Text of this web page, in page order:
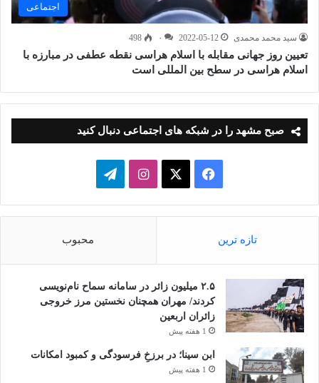
اجتماعی
سید محمد محمدی 2022-05-12 ۰ 498
تعیین روز جهانی مقابله با اسلام هراسی نقطه عطفی در مبارزه با
اسلام هراسی در سطح بین المللی است
صبح مشهد را در شبکه های اجتماعی دنبال کنید
فیسبوک ایکساینستاگرامتلگرام
تازه ترین محبوب
۲.۵ میلیون زائر در سامانه سماح نام‌نویسی
کردند/ مهران همچنان نخستین مرز خروجی
زائران اربعین
1 هفته پیش
ابن سینا؛ در برزخِ فرسودگی و کمبود امکانات
1 هفته پیش